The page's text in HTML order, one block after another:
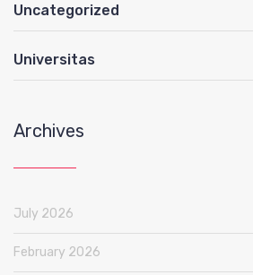
Uncategorized
Universitas
Archives
July 2026
February 2026